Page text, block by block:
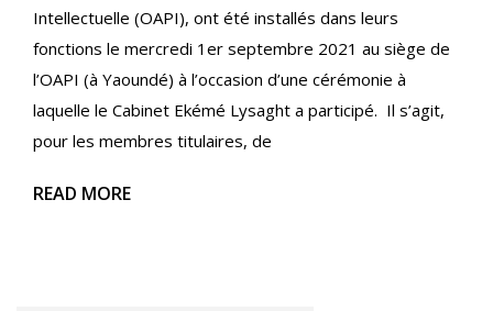
Intellectuelle (OAPI), ont été installés dans leurs
fonctions le mercredi 1er septembre 2021 au siège de
l’OAPI (à Yaoundé) à l’occasion d’une cérémonie à
laquelle le Cabinet Ekémé Lysaght a participé. Il s’agit,
pour les membres titulaires, de
READ MORE